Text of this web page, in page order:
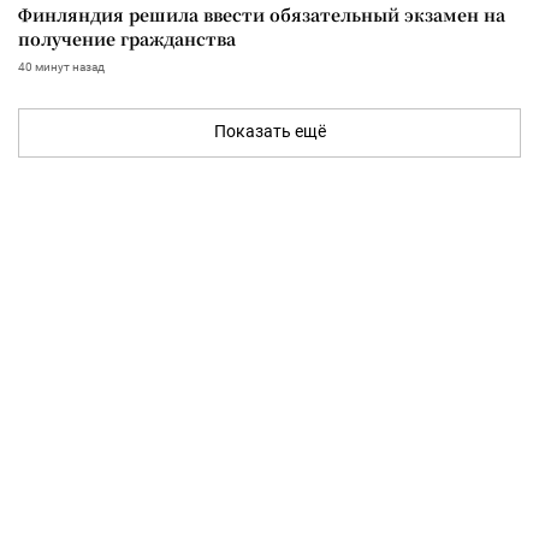
Финляндия решила ввести обязательный экзамен на
получение гражданства
40 минут назад
Показать ещё